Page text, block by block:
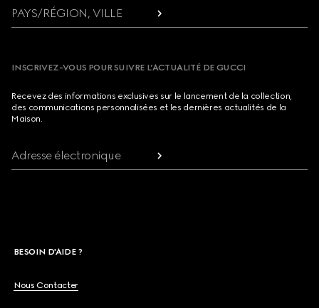
PAYS/RÉGION, VILLE
INSCRIVEZ-VOUS POUR SUIVRE L’ACTUALITÉ DE GUCCI
Recevez des informations exclusives sur le lancement de la collection,
des communications personnalisées et les dernières actualités de la
Maison.
Adresse électronique
BESOIN D'AIDE ?
Nous Contacter